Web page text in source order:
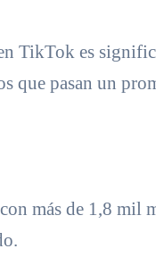
TikTok es
que pasan un
más de 1,8 mil